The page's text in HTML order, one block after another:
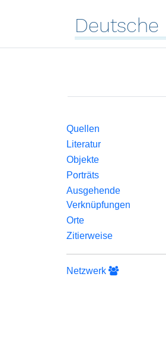
Deutsche
Quellen
Literatur
Objekte
Porträts
Ausgehende
Verknüpfungen
Orte
Zitierweise
Netzwerk